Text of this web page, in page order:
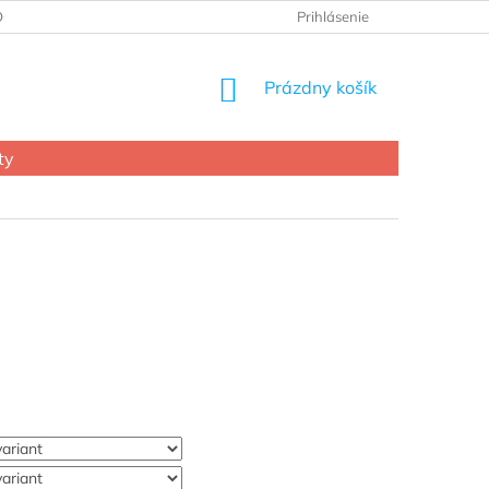
OSOBNÝCH ÚDAJOV Prihlásenie
NÁKUPNÝ
Prázdny košík